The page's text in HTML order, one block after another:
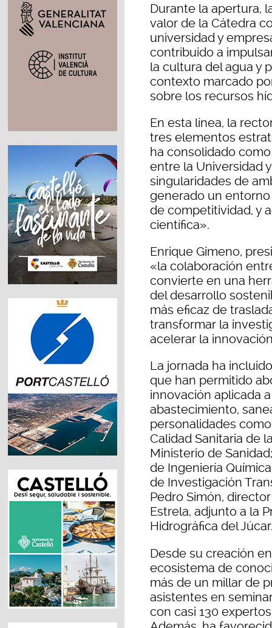
Durante la apertura,
valor de la Cátedra
universidad y
contribuido a
la cultura del agua y
contexto marcado
sobre los recursos
En esta línea, la
tres elementos
ha consolidado
entre la Universidad
singularidades de
generado un
de competitividad, y
científica».
Enrique Gimeno,
«la colaboración
convierte en una
del desarrollo
más eficaz de
transformar la
acelerar la
La jornada ha
que han permitido
innovación aplicada
abastecimiento,
personalidades
Calidad Sanitaria de
Ministerio de
de Ingeniería
de Investigación
Pedro Simón,
Estrela, adjunto a la
Hidrográfica del
Desde su creación
ecosistema de
más de un millar de
asistentes en
con casi 130